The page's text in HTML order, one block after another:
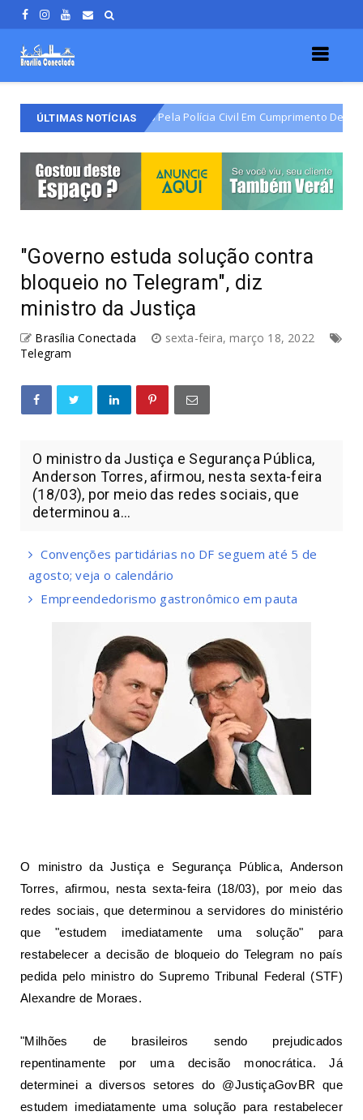
ÚLTIMAS NOTÍCIAS
É Detido Pela Polícia Civil Em Cumprimento De Mandado De
"Governo estuda solução contra
bloqueio no Telegram", diz
ministro da Justiça
Brasília Conectada
sexta-feira, março 18, 2022
Telegram
O ministro da Justiça e Segurança Pública,
Anderson Torres, afirmou, nesta sexta-feira
(18/03), por meio das redes sociais, que
determinou a...
Convenções partidárias no DF seguem até 5 de
agosto; veja o calendário
Empreendedorismo gastronômico em pauta
O ministro da Justiça e Segurança Pública, Anderson
Torres, afirmou, nesta sexta-feira (18/03), por meio das
redes sociais, que determinou a servidores do ministério
que "estudem imediatamente uma solução" para
restabelecera decisão de bloqueio do Telegram no país
pedida pelo ministro do Supremo Tribunal Federal (STF)
Alexandre de Moraes.
"Milhões de brasileiros sendo prejudicados
repentinamente por uma decisão monocrática. Já
determinei a diversos setores do @JustiçaGovBR que
estudem imediatamente uma solução para restabelecer